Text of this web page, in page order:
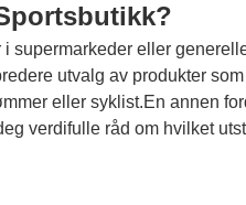
supermarkeder eller
utvalg av produkter
eller syklist.En annen
verdifulle råd om hvilket